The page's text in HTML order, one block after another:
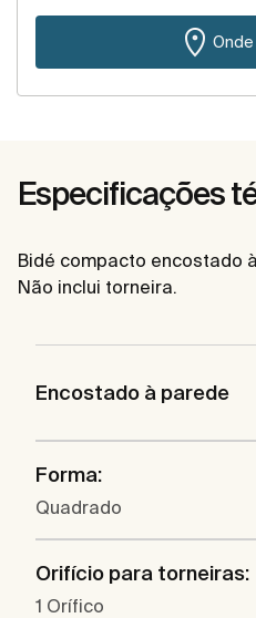
Especificações
Bidé compacto encostado
Não inclui torneira.
Encostado à parede
Forma:
Quadrado
Orifício para torneiras:
1 Orífico